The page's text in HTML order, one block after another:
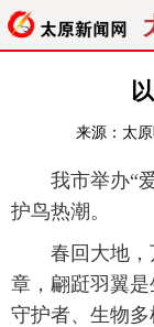
经济
纵横
旅游
看天下
来源： 太
我市举办“爱
护鸟热潮。
春回大地，
章，翩跹羽翼
守护者、生物